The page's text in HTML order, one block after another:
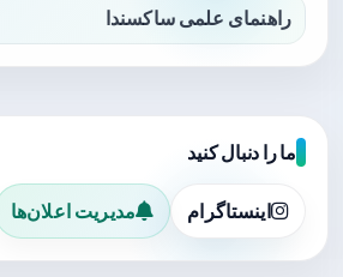
راهنمای علمی ساکسندا
ما را دنبال کنید
اینستاگرام مدیریت اعلان‌ها